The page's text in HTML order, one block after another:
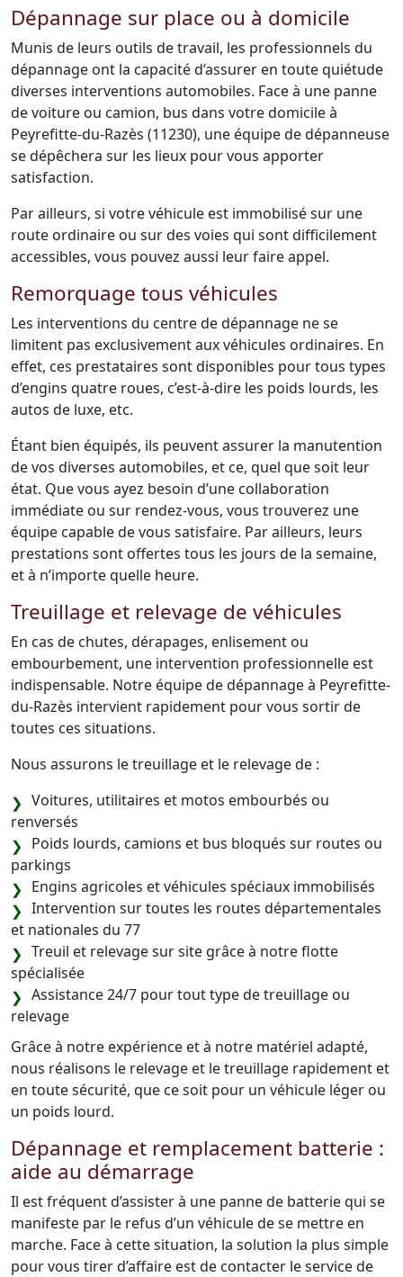
Dépannage sur place ou à domicile
Munis de leurs outils de travail, les professionnels du
dépannage ont la capacité d’assurer en toute quiétude
diverses interventions automobiles. Face à une panne
de voiture ou camion, bus dans votre domicile à
Peyrefitte-du-Razès (11230), une équipe de dépanneuse
se dépêchera sur les lieux pour vous apporter
satisfaction.
Par ailleurs, si votre véhicule est immobilisé sur une
route ordinaire ou sur des voies qui sont difficilement
accessibles, vous pouvez aussi leur faire appel.
Remorquage tous véhicules
Les interventions du centre de dépannage ne se
limitent pas exclusivement aux véhicules ordinaires. En
effet, ces prestataires sont disponibles pour tous types
d’engins quatre roues, c’est-à-dire les poids lourds, les
autos de luxe, etc.
Étant bien équipés, ils peuvent assurer la manutention
de vos diverses automobiles, et ce, quel que soit leur
état. Que vous ayez besoin d’une collaboration
immédiate ou sur rendez-vous, vous trouverez une
équipe capable de vous satisfaire. Par ailleurs, leurs
prestations sont offertes tous les jours de la semaine,
et à n’importe quelle heure.
Treuillage et relevage de véhicules
En cas de chutes, dérapages, enlisement ou
embourbement, une intervention professionnelle est
indispensable. Notre équipe de dépannage à Peyrefitte-
du-Razès intervient rapidement pour vous sortir de
toutes ces situations.
Nous assurons le treuillage et le relevage de :
Voitures, utilitaires et motos embourbés ou
renversés
Poids lourds, camions et bus bloqués sur routes ou
parkings
Engins agricoles et véhicules spéciaux immobilisés
Intervention sur toutes les routes départementales
et nationales du 77
Treuil et relevage sur site grâce à notre flotte
spécialisée
Assistance 24/7 pour tout type de treuillage ou
relevage
Grâce à notre expérience et à notre matériel adapté,
nous réalisons le relevage et le treuillage rapidement et
en toute sécurité, que ce soit pour un véhicule léger ou
un poids lourd.
Dépannage et remplacement batterie :
aide au démarrage
Il est fréquent d’assister à une panne de batterie qui se
manifeste par le refus d’un véhicule de se mettre en
marche. Face à cette situation, la solution la plus simple
pour vous tirer d’affaire est de contacter le service de